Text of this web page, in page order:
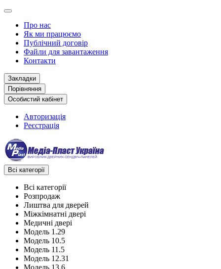
Про нас
Як ми працюємо
Публічний договір
Файли для завантаження
Контакти
Закладки
Порівняння
Особистий кабінет
Авторизація
Реєстрація
Всі категорії
Всі категорії
Розпродаж
Лиштва для дверей
Міжкімнатні двері
Медичні двері
Модель 1.29
Модель 10.5
Модель 11.5
Модель 12.31
Модель 13.6